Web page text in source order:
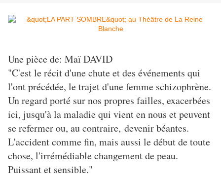
Une pièce de: Maï DAVID
"C'est le récit d'une chute et des événements qui
l'ont précédée, le trajet d'une femme schizophrène.
Un regard porté sur nos propres failles, exacerbées
ici, jusqu'à la maladie qui vient en nous et peuvent
se refermer ou, au contraire, devenir béantes.
L'accident comme fin, mais aussi le début de toute
chose, l'irrémédiable changement de peau.
Puissant et sensible."